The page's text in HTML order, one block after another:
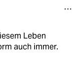
Leben
auch immer.